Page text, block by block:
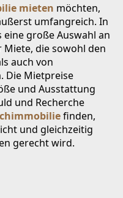
mieten möchten,
umfangreich. In
große Auswahl an
die sowohl den
auch von
Die Mietpreise
und Ausstattung
und Recherche
finden,
und gleichzeitig
gerecht wird.